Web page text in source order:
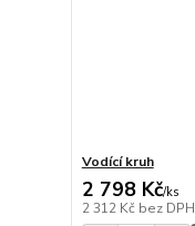
Vodící kruh
2 798 Kč/ks
2 312 Kč bez DPH